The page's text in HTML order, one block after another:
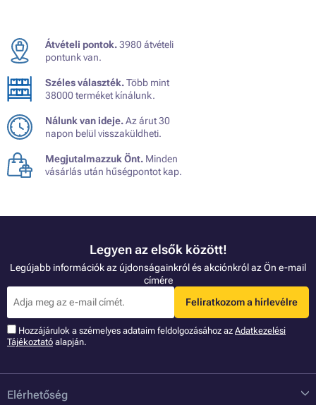
Átvételi pontok.3980 átvételi
pontunk van.
Széles választék.Több mint
38000 terméket kínálunk.
Nálunk van ideje.Az árut 30
napon belül visszaküldheti.
Megjutalmazzuk Önt. Minden
vásárlás után hűségpontot kap.
Legyen az elsők között!
Legújabb információk az újdonságainkról és akciónkról az Ön e-mail
címére
Feliratkozom a hírlevélre
Hozzájárulok a szémelyes adataim feldolgozásához az Adatkezelési
Tájékoztató alapján.
Elérhetőség